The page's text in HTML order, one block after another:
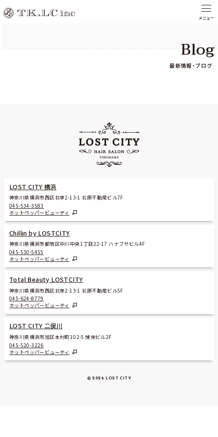
Blog
最新情報・ブログ
LOST CITY 横浜
神奈川県横浜市西区北幸2-13-1 北原不動産ビル7F
045-534-3583
ホットペッパービューティ
Chillin by LOSTCITY
神奈川県横浜市都筑区中川中央1丁目22-17 ハナブサビル4F
045-530-5455
ホットペッパービューティ
Total Beauty LOSTCITY
神奈川県横浜市西区北幸2-13-1 北原不動産ビル5F
045-624-8779
ホットペッパービューティ
LOST CITY 二俣川
神奈川県横浜市旭区本村町102-5 博栄ビル2F
045-520-3226
ホットペッパービューティ
© 2026 LOST CITY.